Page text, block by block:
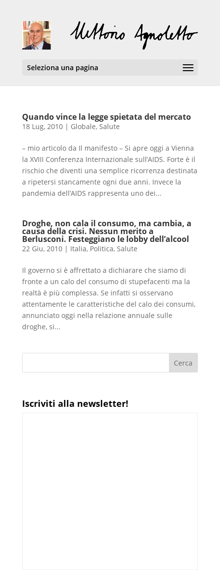
Seleziona una pagina
Quando vince la legge spietata del mercato
18 Lug, 2010| Globale, Salute
– mio articolo da Il manifesto – Si apre oggi a Vienna
la XVIII Conferenza Internazionale sull’AIDS. Forte è il
rischio che diventi una semplice ricorrenza destinata
a ripetersi stancamente ogni due anni. Invece la
pandemia dell’AIDS rappresenta uno dei...
Droghe, non cala il consumo, ma cambia, a
causa della crisi. Nessun merito a
Berlusconi. Festeggiano le lobby dell’alcool
22 Giu, 2010| Italia, Politica, Salute
Il governo si è affrettato a dichiarare che siamo di
fronte a un calo del consumo di stupefacenti ma la
realtà è più complessa. Se infatti si osservano
attentamente le caratteristiche del calo dei consumi,
annunciato oggi nella relazione annuale sulle
droghe, si...
Iscriviti alla newsletter!